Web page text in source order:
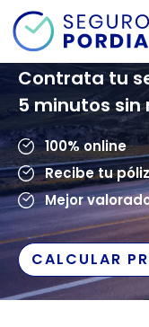
SEGURO
Contrata tu
5 minutos
100% online
Recibe tu
Mejor
CALCULAR